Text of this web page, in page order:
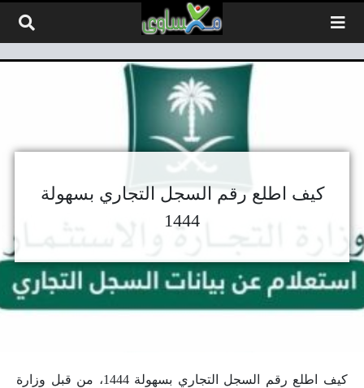
كيف اطلع رقم السجل التجاري بسهولة
1444
كيف اطلع رقم السجل التجاري بسهولة 1444، من قبل وزارة